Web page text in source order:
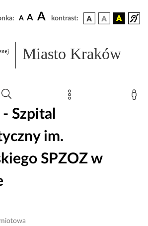
A A A kontrast:
Miasto Kraków
Szpital
im.
SPZOZ w